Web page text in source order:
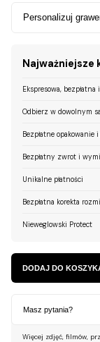
Personalizuj
Najważniejsze
Ekspresowa,
Odbierz w dowolnym
Bezpłatne opakowanie
Bezpłatny zwrot i
Unikalne płatności
Bezpłatna korekta
Nieweglowski Protect
DODAJ DO
Masz pytania?
Więcej zdjęć, filmów,